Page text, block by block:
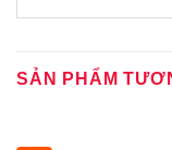
MartiDerm
Tinh Chất
SẢN PHẨM